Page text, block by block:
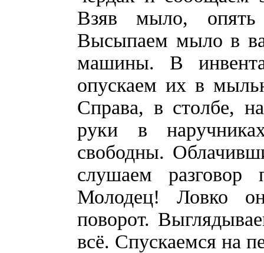
Взяв мыло,
Высыпаем мыло в
машины. В
опускаем их в
Справа, в столбе,
руки в
свободны.
слушаем разговор
Молодец! Ловко
поворот.
всё. Спускаемся на